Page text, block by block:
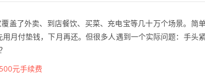
盖了外卖、到店餐饮、买菜、充电宝等几十万个场景。简
月付垫钱，下月再还。但很多人遇到一个实际问题：手头紧